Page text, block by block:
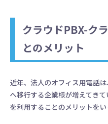
クラウドPBX-ク
とのメリット
近年、法人のオフィス用電話
へ移行する企業様が増えてき
を利用することのメリットをい